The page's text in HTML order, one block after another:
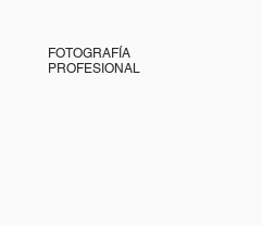
FOTOGRAFÍA
PROFESIONAL